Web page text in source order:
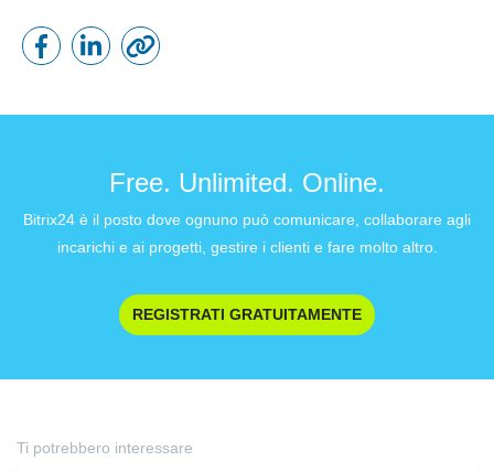
Free. Unlimited. Online.
Bitrix24 è il posto dove ognuno può comunicare, collaborare agli
incarichi e ai progetti, gestire i clienti e fare molto altro.
REGISTRATI GRATUITAMENTE
Ti potrebbero interessare